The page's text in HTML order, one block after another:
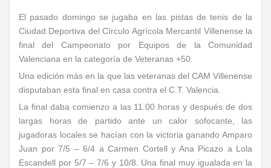
El pasado domingo se jugaba en las pistas de tenis de la
Ciudad Deportiva del Círculo Agrícola Mercantil Villenense la
final del Campeonato por Equipos de la Comunidad
Valenciana en la categoría de Veteranas +50.
Una edición más en la que las veteranas del CAM Villenense
disputaban esta final en casa contra el C.T. Valencia.
La final daba comienzo a las 11:00 horas y después de dos
largas horas de partido ante un calor sofocante, las
jugadoras locales se hacían con la victoria ganando Amparo
Juan por 7/5 – 6/4 a Carmen Cortell y Ana Picazo a Lola
Escandell por 5/7 – 7/6 y 10/8. Una final muy igualada en la